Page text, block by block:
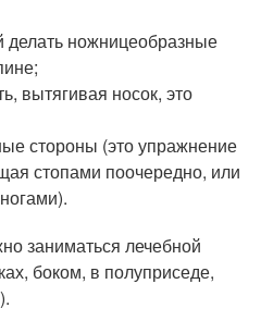
делать ножницеобразные
вытягивая носок, это
стороны (это упражнение
стопами поочередно, или
заниматься лечебной
боком, в полуприседе,